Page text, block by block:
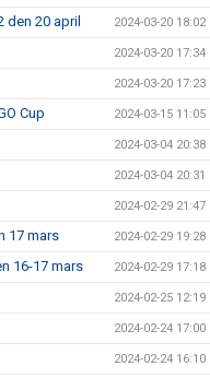
den 20 april 2024-03-20 18:02
2024-03-20 17:34
2024-03-20 17:23
Cup 2024-03-15 11:05
2024-03-04 20:38
2024-03-04 20:31
2024-02-29 21:47
17 mars 2024-02-29 19:28
16-17 mars 2024-02-29 17:18
2024-02-25 12:19
2024-02-24 17:00
2024-02-24 16:10